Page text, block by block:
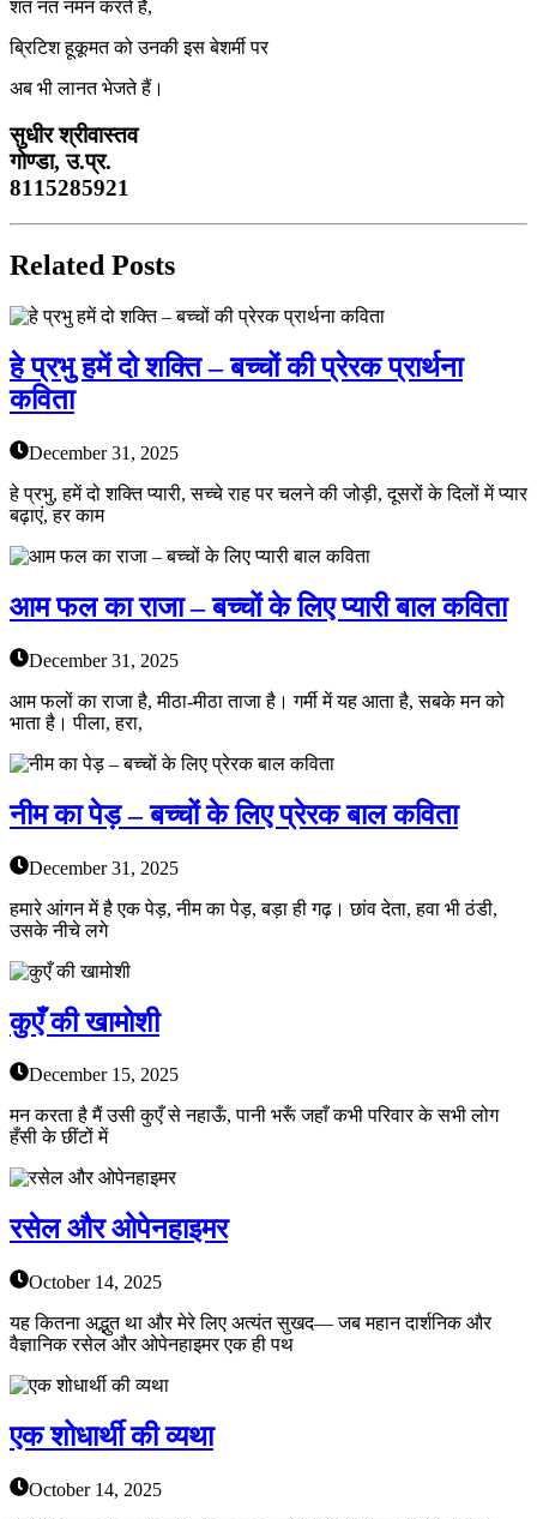
शत नत नमन करते हैं,
ब्रिटिश हूकूमत को उनकी इस बेशर्मी पर
अब भी लानत भेजते हैं।
सुधीर श्रीवास्तव
गोण्डा, उ.प्र.
8115285921
Related Posts
हे प्रभु हमें दो शक्ति – बच्चों की प्रेरक प्रार्थना
कविता
December 31, 2025
हे प्रभु, हमें दो शक्ति प्यारी, सच्चे राह पर चलने की जोड़ी, दूसरों के दिलों में प्यार
बढ़ाएं, हर काम
आम फल का राजा – बच्चों के लिए प्यारी बाल कविता
December 31, 2025
आम फलों का राजा है, मीठा-मीठा ताजा है। गर्मी में यह आता है, सबके मन को
भाता है। पीला, हरा,
नीम का पेड़ – बच्चों के लिए प्रेरक बाल कविता
December 31, 2025
हमारे आंगन में है एक पेड़, नीम का पेड़, बड़ा ही गढ़। छांव देता, हवा भी ठंडी,
उसके नीचे लगे
कुएँ की खामोशी
December 15, 2025
मन करता है मैं उसी कुएँ से नहाऊँ, पानी भरूँ जहाँ कभी परिवार के सभी लोग
हँसी के छींटों में
रसेल और ओपेनहाइमर
October 14, 2025
यह कितना अद्भुत था और मेरे लिए अत्यंत सुखद— जब महान दार्शनिक और
वैज्ञानिक रसेल और ओपेनहाइमर एक ही पथ
एक शोधार्थी की व्यथा
October 14, 2025